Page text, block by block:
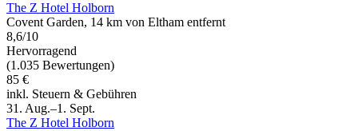
The Z Hotel Holborn
Covent Garden, 14 km von Eltham entfernt
8,6/10
Hervorragend
(1.035 Bewertungen)
85 €
inkl. Steuern & Gebühren
31. Aug.–1. Sept.
The Z Hotel Holborn